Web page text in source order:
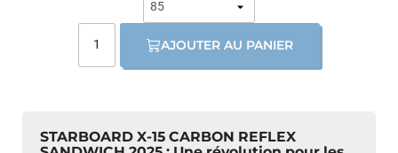
STARBOARD X-15 CARBON REFLEX
AJOUTER AU PANIER